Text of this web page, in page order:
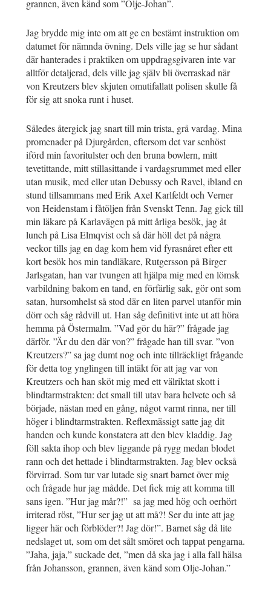
grannen, även känd som ”Olje-Johan”.
Jag brydde mig inte om att ge en bestämt instruktion om
datumet för nämnda övning. Dels ville jag se hur sådant
där hanterades i praktiken om uppdragsgivaren inte var
alltför detaljerad, dels ville jag själv bli överraskad när
von Kreutzers blev skjuten omutifallatt polisen skulle få
för sig att snoka runt i huset.
Således återgick jag snart till min trista, grå vardag. Mina
promenader på Djurgården, eftersom det var senhöst
iförd min favoritulster och den bruna bowlern, mitt
tevetittande, mitt stillasittande i vardagsrummet med eller
utan musik, med eller utan Debussy och Ravel, ibland en
stund tillsammans med Erik Axel Karlfeldt och Verner
von Heidenstam i fåtöljen från Svenskt Tenn. Jag gick till
min läkare på Karlavägen på mitt årliga besök, jag åt
lunch på Lisa Elmqvist och så där höll det på några
veckor tills jag en dag kom hem vid fyrasnåret efter ett
kort besök hos min tandläkare, Rutgersson på Birger
Jarlsgatan, han var tvungen att hjälpa mig med en lömsk
varbildning bakom en tand, en förfärlig sak, gör ont som
satan, hursomhelst så stod där en liten parvel utanför min
dörr och såg rådvill ut. Han såg definitivt inte ut att höra
hemma på Östermalm. ”Vad gör du här?” frågade jag
därför. ”Är du den där von?” frågade han till svar. ”von
Kreutzers?” sa jag dumt nog och inte tillräckligt frågande
för detta tog ynglingen till intäkt för att jag var von
Kreutzers och han sköt mig med ett välriktat skott i
blindtarmstrakten: det small till utav bara helvete och så
började, nästan med en gång, något varmt rinna, ner till
höger i blindtarmstrakten. Reflexmässigt satte jag dit
handen och kunde konstatera att den blev kladdig. Jag
föll sakta ihop och blev liggande på rygg medan blodet
rann och det hettade i blindtarmstrakten. Jag blev också
förvirrad. Som tur var lutade sig snart barnet över mig
och frågade hur jag mådde. Det fick mig att komma till
sans igen. ”Hur jag mår?!” sa jag med hög och oerhört
irriterad röst, ”Hur ser jag ut att må?! Ser du inte att jag
ligger här och förblöder?! Jag dör!”. Barnet såg då lite
nedslaget ut, som om det sålt smöret och tappat pengarna.
”Jaha, jaja,” suckade det, ”men då ska jag i alla fall hälsa
från Johansson, grannen, även känd som Olje-Johan.”